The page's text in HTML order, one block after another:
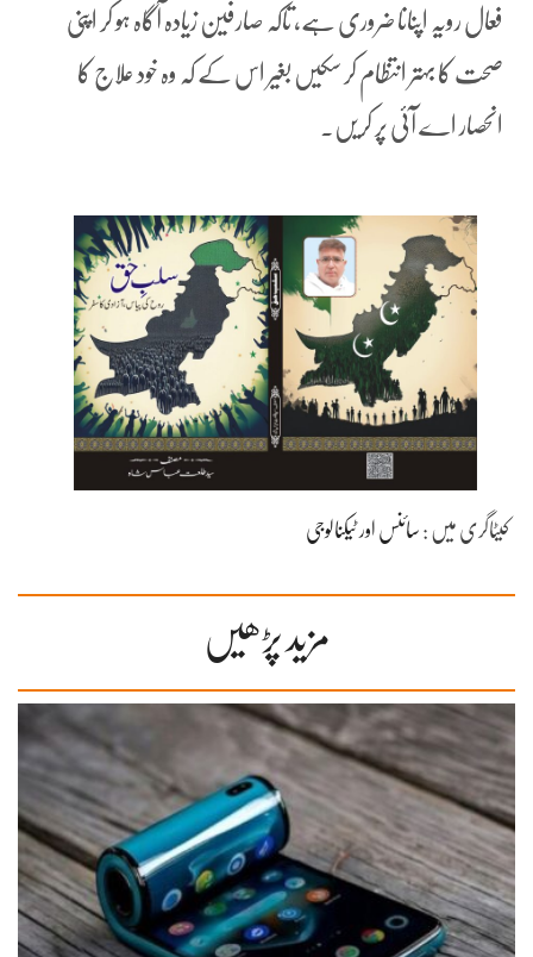
فعال رویہ اپنانا ضروری ہے، تاکہ صارفین زیادہ آگاہ ہو کر اپنی
صحت کا بہتر انتظام کر سکیں بغیر اس کے کہ وہ خود علاج کا
انحصار اے آئی پر کریں۔
کیٹاگری میں : سائنس اور ٹیکنالوجی
مزید پڑھیں